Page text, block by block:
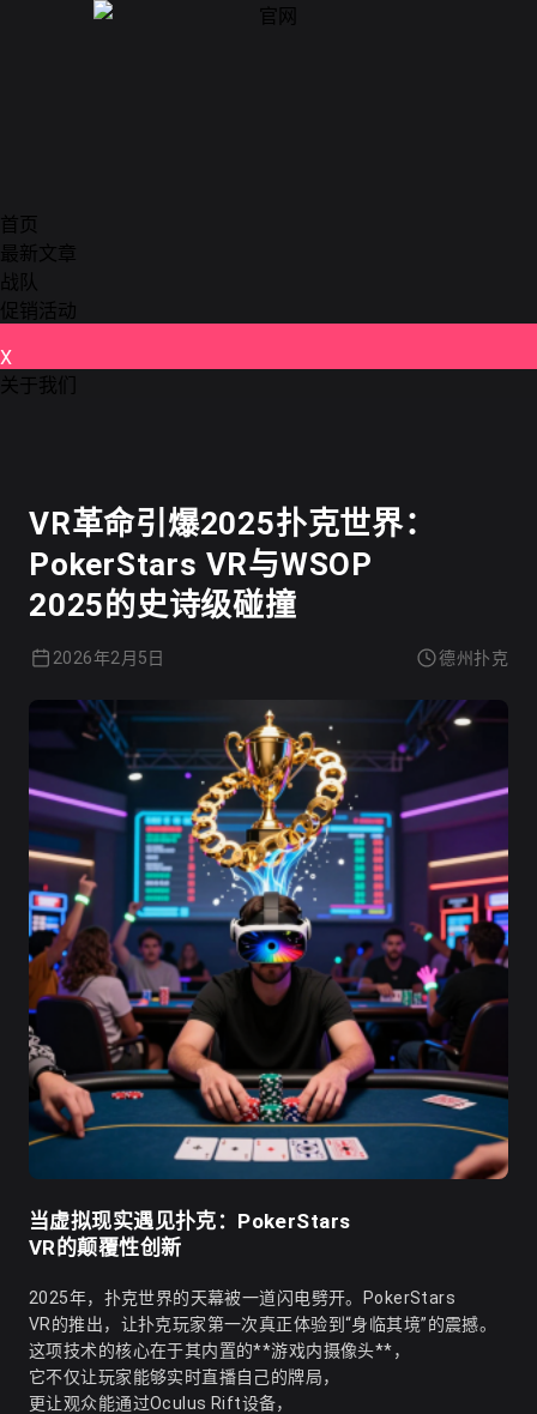
首页
最新文章
战队
促销活动
X
关于我们
VR革命引爆2025扑克世界：
PokerStars VR与WSOP
2025的史诗级碰撞
2026年2月5日 德州扑克
当虚拟现实遇见扑克：PokerStars
VR的颠覆性创新
2025年，扑克世界的天幕被一道闪电劈开。PokerStars
VR的推出，让扑克玩家第一次真正体验到“身临其境”的震撼。
这项技术的核心在于其内置的**游戏内摄像头**，
它不仅让玩家能够实时直播自己的牌局，
更让观众能通过Oculus Rift设备，